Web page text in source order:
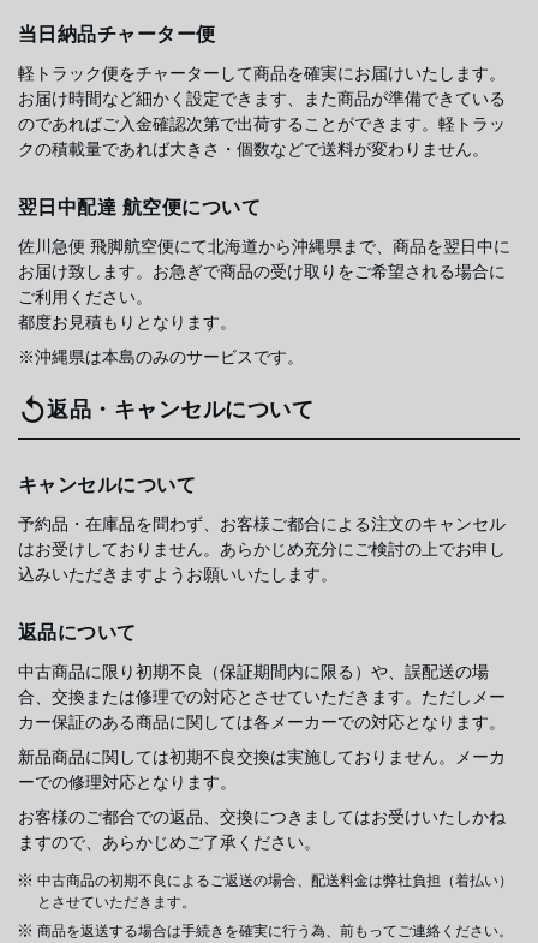
当日納品チャーター便
軽トラック便をチャーターして商品を確実にお届けいたします。
お届け時間など細かく設定できます、また商品が準備できている
のであればご入金確認次第で出荷することができます。軽トラッ
クの積載量であれば大きさ・個数などで送料が変わりません。
翌日中配達 航空便について
佐川急便 飛脚航空便にて北海道から沖縄県まで、商品を翌日中に
お届け致します。お急ぎで商品の受け取りをご希望される場合に
ご利用ください。
都度お見積もりとなります。
※沖縄県は本島のみのサービスです。
返品・キャンセルについて
キャンセルについて
予約品・在庫品を問わず、お客様ご都合による注文のキャンセル
はお受けしておりません。あらかじめ充分にご検討の上でお申し
込みいただきますようお願いいたします。
返品について
中古商品に限り初期不良（保証期間内に限る）や、誤配送の場
合、交換または修理での対応とさせていただきます。ただしメー
カー保証のある商品に関しては各メーカーでの対応となります。
新品商品に関しては初期不良交換は実施しておりません。メーカ
ーでの修理対応となります。
お客様のご都合での返品、交換につきましてはお受けいたしかね
ますので、あらかじめご了承ください。
中古商品の初期不良によるご返送の場合、配送料金は弊社負担（着払い）
とさせていただきます。
商品を返送する場合は手続きを確実に行う為、前もってご連絡ください。